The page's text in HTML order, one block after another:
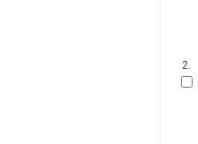
2.